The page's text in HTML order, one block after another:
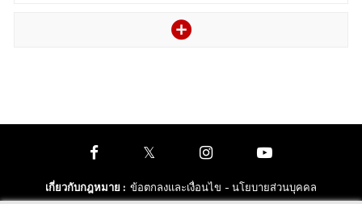
เกี่ยวกับกฎหมาย : ข้อตกลงและเงื่อนไข - นโยบายส่วนบุคคล